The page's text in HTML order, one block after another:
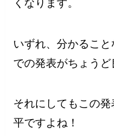
くなります。
いずれ、分かるこ
での発表がちょうど
それにしてもこの
平ですよね！